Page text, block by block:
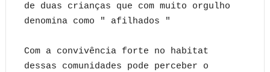
de duas crianças que com muito orgulho
denomina como " afilhados "
Com a convivência forte no habitat
dessas comunidades pode perceber o